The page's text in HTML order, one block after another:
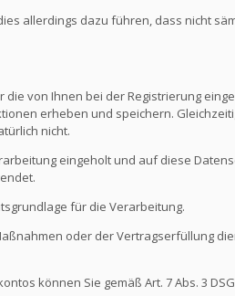
allerdings dazu führen, dass nicht
von Ihnen bei der Registrierung
erheben und speichern.
nicht.
eingeholt und auf diese
für die Verarbeitung.
oder der Vertragserfüllung
können Sie gemäß Art. 7 Abs. 3